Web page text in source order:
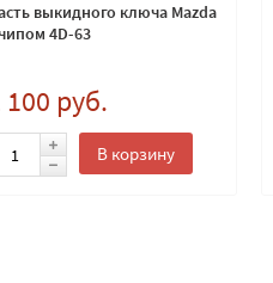
выкидного ключа Mazda
4D-63
100 руб.
В корзину